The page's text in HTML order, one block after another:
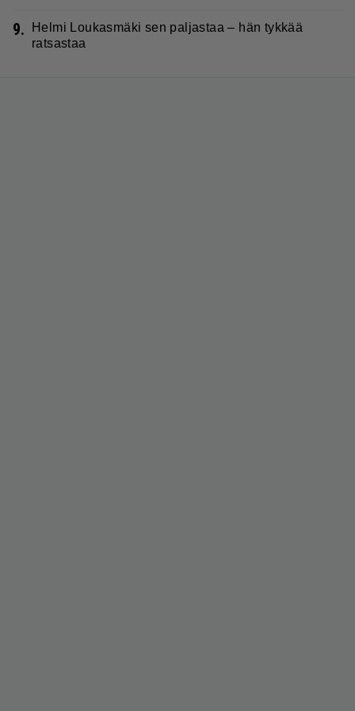
9.
Helmi Loukasmäki sen paljastaa – hän tykkää
ratsastaa